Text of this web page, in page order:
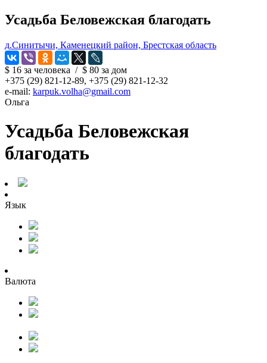
Усадьба Беловежская благодать
д.Синитычи, Каменецкий район, Брестская область
$ 16 за человека / $ 80 за дом
+375 (29) 821-12-89, +375 (29) 821-12-32
e-mail: karpuk.volha@gmail.com
Ольга
Усадьба Беловежская
благодать
Язык
Валюта